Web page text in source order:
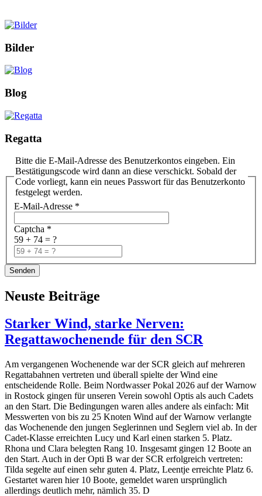
Bilder
Blog
Regatta
Bitte die E-Mail-Adresse des Benutzerkontos eingeben. Ein
Bestätigungscode wird dann an diese verschickt. Sobald der
Code vorliegt, kann ein neues Passwort für das Benutzerkonto
festgelegt werden.
E-Mail-Adresse *
Captcha *
59 + 74 = ?
Senden
Neuste Beiträge
Starker Wind, starke Nerven:
Regattawochenende für den SCR
Am vergangenen Wochenende war der SCR gleich auf mehreren
Regattabahnen vertreten und überall spielte der Wind eine
entscheidende Rolle. Beim Nordwasser Pokal 2026 auf der Warnow
in Rostock gingen für unseren Verein sowohl Optis als auch Cadets
an den Start. Die Bedingungen waren alles andere als einfach: Mit
Messwerten von bis zu 25 Knoten Wind auf der Warnow verlangte
das Wochenende den jungen Seglerinnen und Seglern viel ab. In der
Cadet-Klasse erreichten Lucy und Karl einen starken 5. Platz.
Rhona und Clara belegten Rang 10. Insgesamt gingen 12 Boote an
den Start. Auch in der Opti B war der SCR erfolgreich vertreten:
Tilda segelte auf einen sehr guten 4. Platz, Leentje erreichte Platz 6.
Gestartet waren hier 10 Boote, gemeldet waren ursprünglich
allerdings deutlich mehr, nämlich 35. D